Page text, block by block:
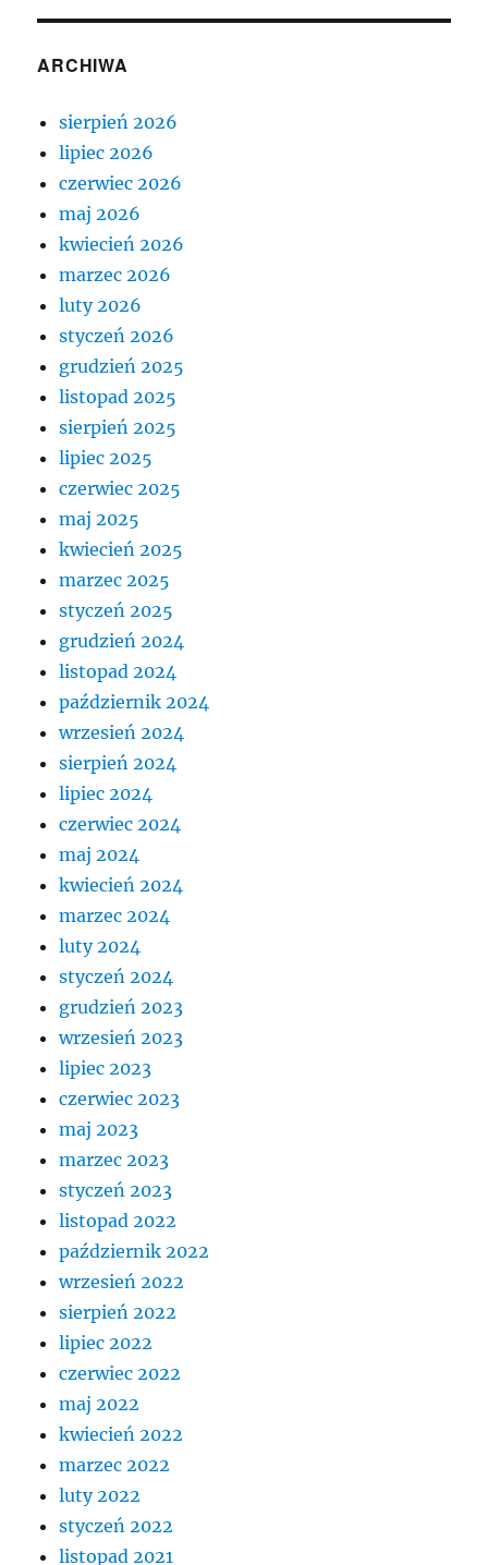
ARCHIWA
sierpień 2026
lipiec 2026
czerwiec 2026
maj 2026
kwiecień 2026
marzec 2026
luty 2026
styczeń 2026
grudzień 2025
listopad 2025
sierpień 2025
lipiec 2025
czerwiec 2025
maj 2025
kwiecień 2025
marzec 2025
styczeń 2025
grudzień 2024
listopad 2024
październik 2024
wrzesień 2024
sierpień 2024
lipiec 2024
czerwiec 2024
maj 2024
kwiecień 2024
marzec 2024
luty 2024
styczeń 2024
grudzień 2023
wrzesień 2023
lipiec 2023
czerwiec 2023
maj 2023
marzec 2023
styczeń 2023
listopad 2022
październik 2022
wrzesień 2022
sierpień 2022
lipiec 2022
czerwiec 2022
maj 2022
kwiecień 2022
marzec 2022
luty 2022
styczeń 2022
listopad 2021